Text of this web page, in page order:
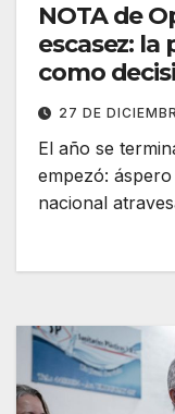
NOTA de
escasez:
como
27 DE
El año se
empezó:
nacional